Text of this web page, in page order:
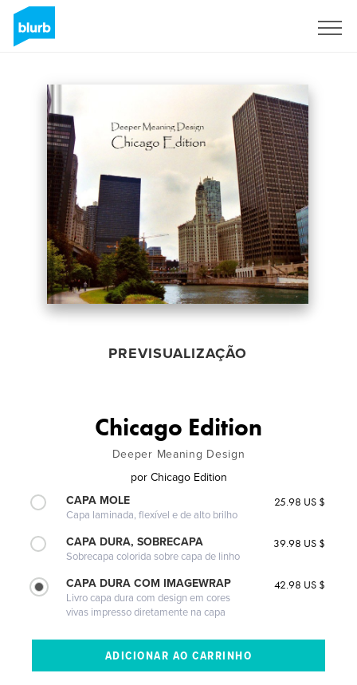
PREVISUALIZAÇÃO
Chicago Edition
Deeper Meaning Design
por Chicago Edition
CAPA MOLE
Capa laminada, flexível e de alto brilho
25.98 US $
CAPA DURA, SOBRECAPA
Sobrecapa colorida sobre capa de linho
39.98 US $
CAPA DURA COM IMAGEWRAP
Livro capa dura com design em cores
vivas impresso diretamente na capa
42.98 US $